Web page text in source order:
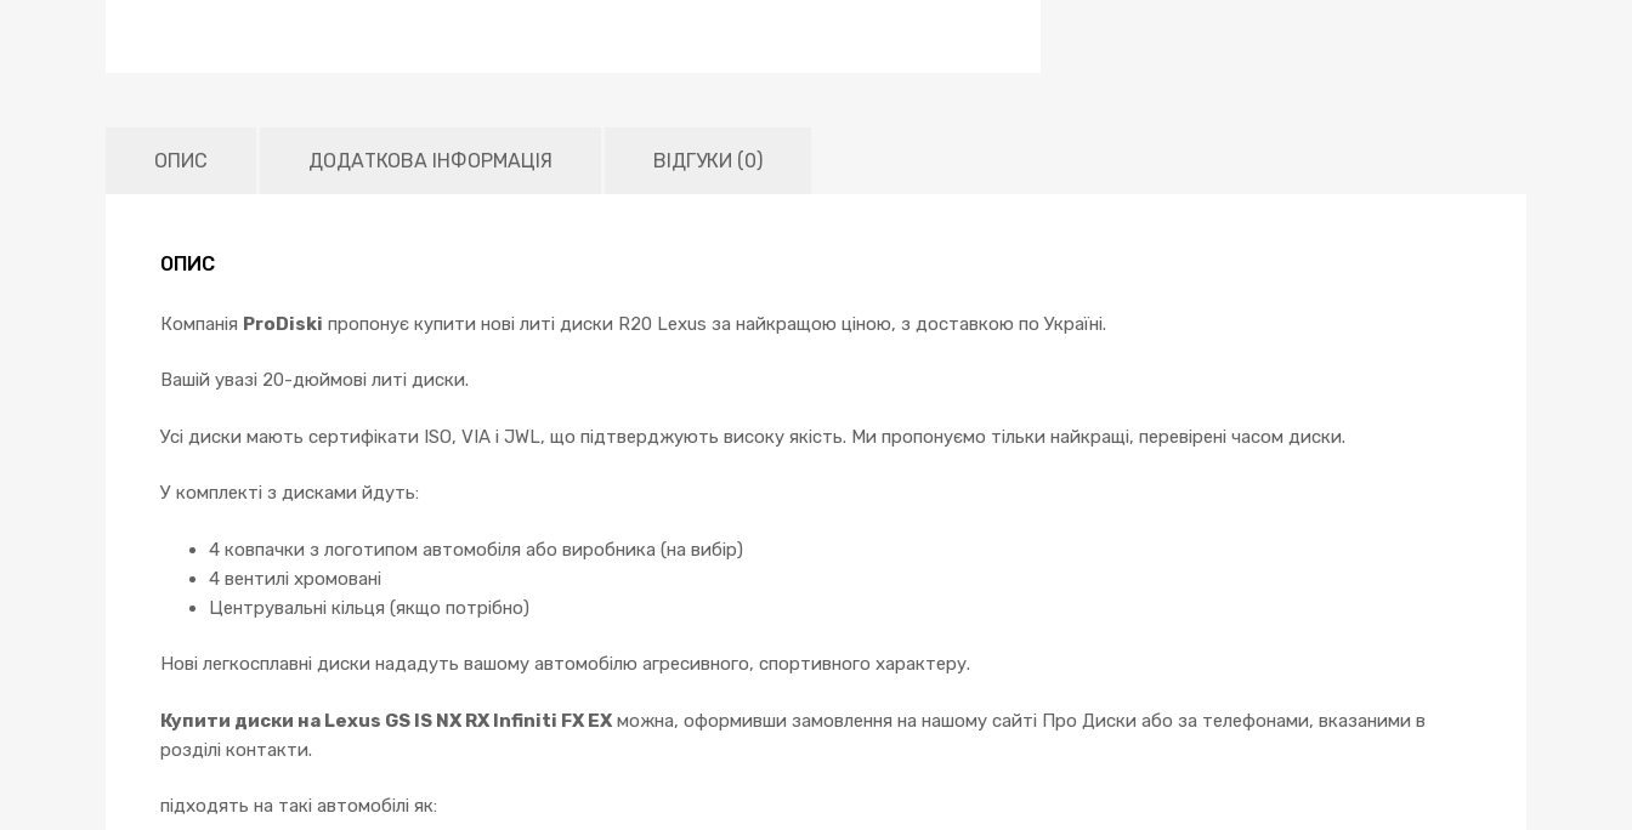
ОПИС ДОДАТКОВА ІНФОРМАЦІЯ ВІДГУКИ (0)
ОПИС
Компанія ProDiski пропонує купити нові литі диски R20 Lexus за найкращою ціною, з доставкою по Україні.
Вашій увазі 20-дюймові литі диски.
Усі диски мають сертифікати ISO, VIA і JWL, що підтверджують високу якість. Ми пропонуємо тільки найкращі, перевірені часом диски.
У комплекті з дисками йдуть:
4 ковпачки з логотипом автомобіля або виробника (на вибір)
4 вентилі хромовані
Центрувальні кільця (якщо потрібно)
Нові легкосплавні диски нададуть вашому автомобілю агресивного, спортивного характеру.
Купити диски на Lexus GS IS NX RX Infiniti FX EX можна, оформивши замовлення на нашому сайті Про Диски або за телефонами, вказаними в
розділі контакти.
підходять на такі автомобілі як: